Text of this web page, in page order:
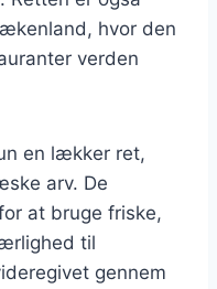
hvor den
verden
en lækker ret,
arv. De
at bruge friske,
til
gennem